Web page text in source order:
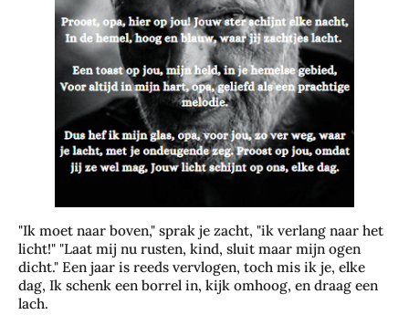
"Ik moet naar boven," sprak je zacht, "ik verlang naar het
licht!" "Laat mij nu rusten, kind, sluit maar mijn ogen
dicht." Een jaar is reeds vervlogen, toch mis ik je, elke
dag, Ik schenk een borrel in, kijk omhoog, en draag een
lach.